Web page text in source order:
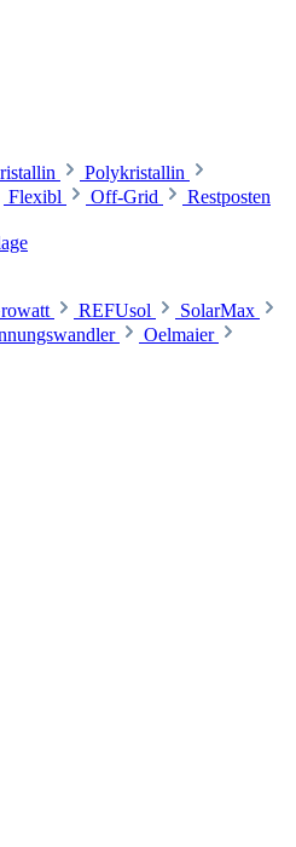
Polykristallin
Flexibl Off-Grid Restposten
REFUsol
SolarMax
Oelmaier